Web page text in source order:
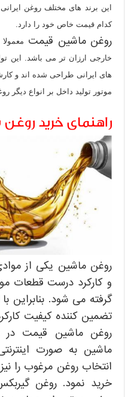
این برند های مختلف روغن
کدام قیمت خاص خود را دارد.
روغن ماشین قیمت
خارجی ارزان تر می باشد. این
های ایرانی طراحی شده اند و
موتور تولید داخل بر انواع دیگر
راهنمای خرید
روغن ماشین یکی از
و کارکرد درست قطعات
گرفته می شود. بنابراین
تضمین کننده کیفیت
روغن ماشین قیمت
ماشین به صورت
انتخاب روغن مرغوب را
خرید نمود. روغن